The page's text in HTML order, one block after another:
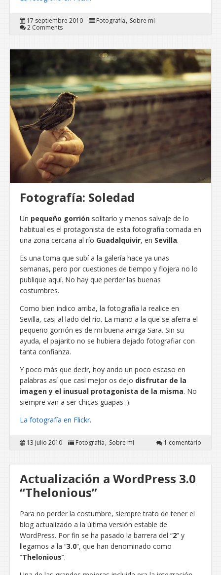
17 septiembre 2010 Fotografía
Sobre mí
2 Comments
Fotografía: Soledad
Un pequeño gorrión solitario y menos salvaje de lo
habitual es el protagonista de esta fotografía tomada en
una zona cercana al río Guadalquivir, en Sevilla.
Es una toma que subí a la galería hace ya unas
semanas, pero por cuestiones de tiempo y flojera no lo
publique aquí. No hay que perder las buenas
costumbres.
Como bien indico arriba, la fotografía la realice en
Sevilla, casi al lado del río. La mano a la que se aferra el
pequeño gorrión es de mi buena amiga Sara. Sin su
ayuda, el pajarito no se hubiera dejado fotografiar con
tanta confianza.
Y poco más que decir, hoy ando un poco escaso en
palabras así que casi mejor os dejo disfrutar de la
imagen y el inusual protagonista de la misma. No
siempre van a ser chicas guapas :).
La fotografía en Flickr.
13 julio 2010 Fotografía Sobre mí 1 comentario
Actualización a WordPress 3.0
“Thelonious”
Para no perder la costumbre, siempre trato de tener el
blog actualizado a la última versión estable de
WordPress. Por fin se ha pasado la barrera del “2” y
llegamos a la “3.0“, que han denominado como
“Thelonious“.